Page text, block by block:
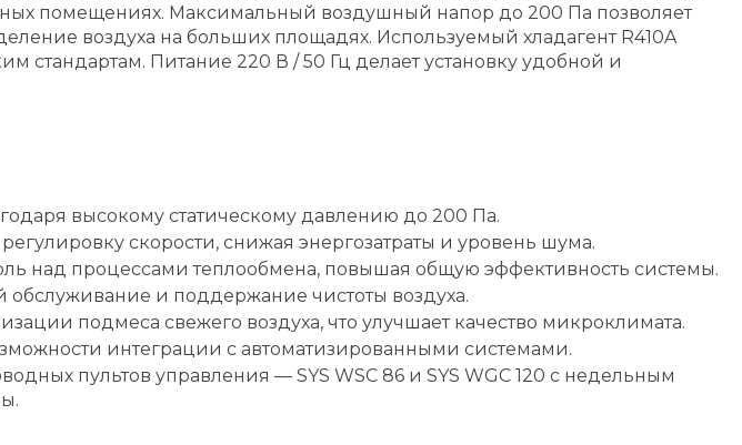
помещениях. Максимальный воздушный напор до 200 Па позволяет
воздуха на больших площадях. Используемый хладагент R410A
стандартам. Питание 220 В / 50 Гц делает установку удобной и
высокому статическому давлению до 200 Па.
скорости, снижая энергозатраты и уровень шума.
над процессами теплообмена, повышая общую эффективность системы.
и поддержание чистоты воздуха.
подмеса свежего воздуха, что улучшает качество микроклимата.
интеграции с автоматизированными системами.
пультов управления — SYS WSC 86 и SYS WGC 120 с недельным